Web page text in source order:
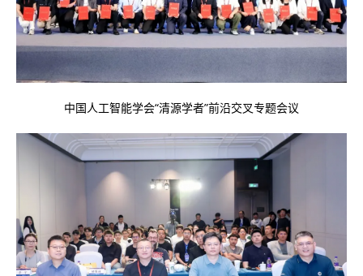
中国人工智能学会“清源学者”前沿交叉专题会议